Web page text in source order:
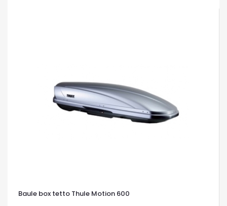
Baule box tetto Thule Motion 600